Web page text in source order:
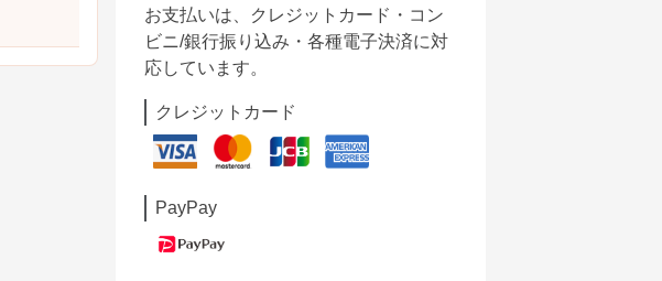
お支払いは、クレジットカード・コン
ビニ/銀行振り込み・各種電子決済に対
応しています。
クレジットカード
PayPay